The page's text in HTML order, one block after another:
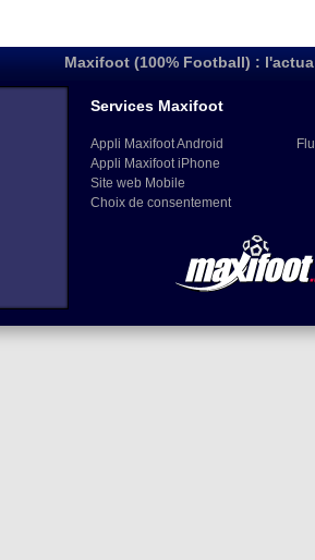
Maxifoot (100% Football) :
Services Maxifoot
Appli Maxifoot Android
Appli Maxifoot iPhone
Site web Mobile
Choix de consentement